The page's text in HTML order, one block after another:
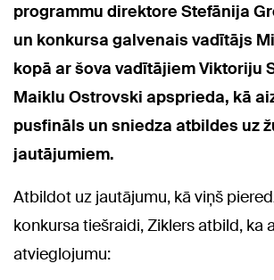
programmu direktore Stefānija
un konkursa galvenais vadītājs
kopā ar šova vadītājiem Viktoriju
Maiklu Ostrovski apsprieda, kā
pusfināls un sniedza atbildes uz
jautājumiem.
Atbildot uz jautājumu, kā viņš
konkursa tiešraidi, Ziklers atbild, ka
atvieglojumu: